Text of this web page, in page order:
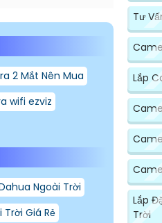
2 Mắt Nên Mua
wifi ezviz
Ngoài Trời
Giá Rẻ
Tư
Lắp
Lắp
Trời